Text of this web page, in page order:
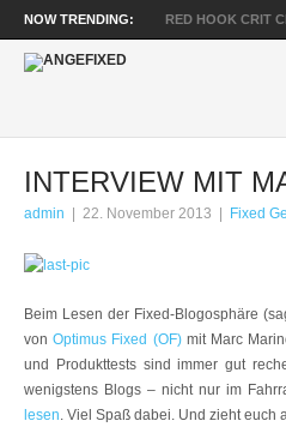
NOW TRENDING: RED HOOK CRIT
INTERVIEW MIT
admin 22. November 2013 Fixed
Beim Lesen der Fixed-Blogosphäre
vonOptimus Fixed (OF)mit Marc
und Produkttests sind immer gut
wenigstens Blogs – nicht nur im
lesen. Viel Spaß dabei. Und zieht euch